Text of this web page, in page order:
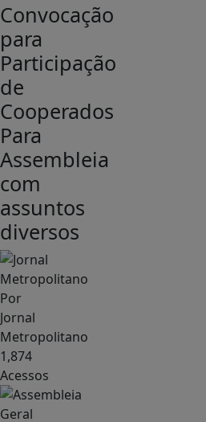
Convocação
para
Participação
de
Cooperados
Para
Assembleia
com
assuntos
diversos
Por
Jornal
Metropolitano
1,874
Acessos